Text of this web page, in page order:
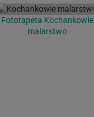
Fototapeta Kochankowie
malarstwo